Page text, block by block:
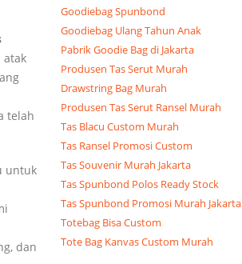
atak
telah
untuk
dan
Goodiebag Spunbond
Goodiebag Ulang Tahun Anak
Pabrik Goodie Bag di Jakarta
Produsen Tas Serut Murah
Drawstring Bag Murah
Produsen Tas Serut Ransel Murah
Tas Blacu Custom Murah
Tas Ransel Promosi Custom
Tas Souvenir Murah Jakarta
Tas Spunbond Polos Ready Stock
Tas Spunbond Promosi Murah Jakarta
Totebag Bisa Custom
Tote Bag Kanvas Custom Murah